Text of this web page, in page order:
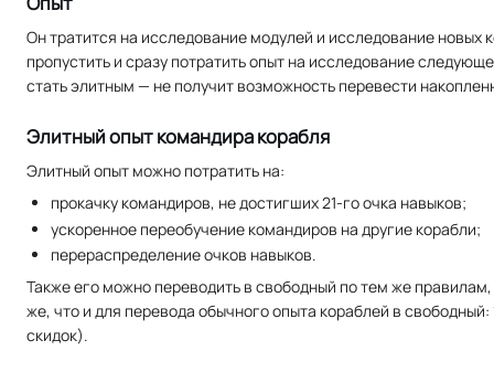
Он тратится на исследование модулей и исследование
пропустить и сразу потратить опыт на исследование
стать элитным — не получит возможность перевести
Элитный опыт командира корабля
Элитный опыт можно потратить на:
прокачку командиров, не достигших 21-го очка навыков;
ускоренное переобучение командиров на другие корабли;
перераспределение очков навыков.
Также его можно переводить в свободный по тем же
же, что и для перевода обычного опыта кораблей в
скидок).